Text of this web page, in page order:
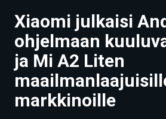
UUTISET
ARTIKKELIT
VIDEOT
TECHBBS
Xiaomi julkaisi
ohjelmaan
ja Mi A2 Liten
markkinoille